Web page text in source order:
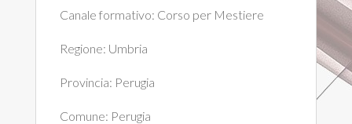
Canale formativo: Corso per Mestiere
Regione: Umbria
Provincia: Perugia
Comune: Perugia